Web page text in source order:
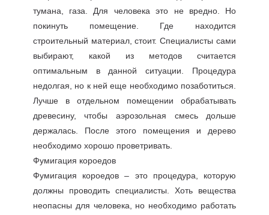
тумана, газа. Для человека это не вредно. Но
покинуть помещение. Где находится
строительный материал, стоит. Специалисты сами
выбирают, какой из методов считается
оптимальным в данной ситуации. Процедура
недолгая, но к ней еще необходимо позаботиться.
Лучше в отдельном помещении обрабатывать
древесину, чтобы аэрозольная смесь дольше
держалась. После этого помещения и дерево
необходимо хорошо проветривать.
Фумигация короедов
Фумигация короедов – это процедура, которую
должны проводить специалисты. Хоть вещества
неопасны для человека, но необходимо работать